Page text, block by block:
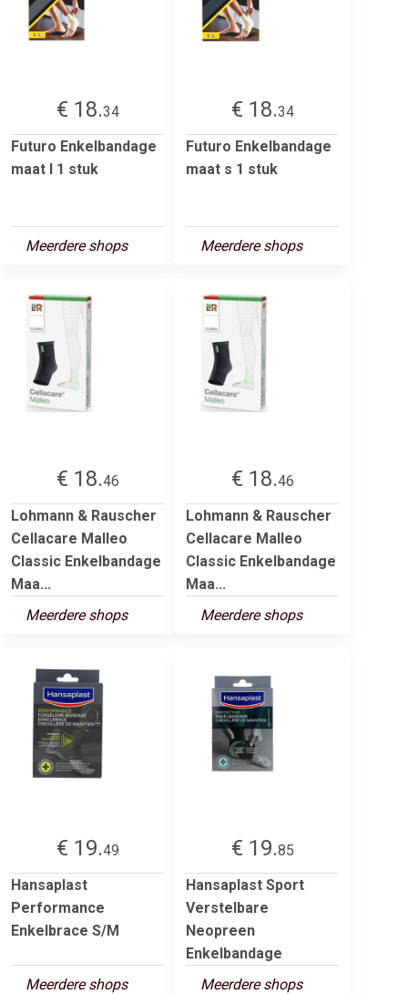
€ 18.34
Futuro Enkelbandage
maat l 1 stuk
Meerdere shops
€ 18.34
Futuro Enkelbandage
maat s 1 stuk
Meerdere shops
€ 18.46
Lohmann & Rauscher
Cellacare Malleo
Classic Enkelbandage
Maa...
Meerdere shops
€ 18.46
Lohmann & Rauscher
Cellacare Malleo
Classic Enkelbandage
Maa...
Meerdere shops
€ 19.49
Hansaplast
Performance
Enkelbrace S/M
Meerdere shops
€ 19.85
Hansaplast Sport
Verstelbare
Neopreen
Enkelbandage
Meerdere shops